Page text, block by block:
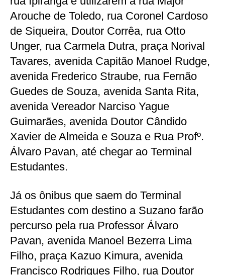
Arouche de Toledo, rua Coronel Cardoso
de Siqueira, Doutor Corrêa, rua Otto
Unger, rua Carmela Dutra, praça Norival
Tavares, avenida Capitão Manoel Rudge,
avenida Frederico Straube, rua Fernão
Guedes de Souza, avenida Santa Rita,
avenida Vereador Narciso Yague
Guimarães, avenida Doutor Cândido
Xavier de Almeida e Souza e Rua Profº.
Álvaro Pavan, até chegar ao Terminal
Estudantes.
Já os ônibus que saem do Terminal
Estudantes com destino a Suzano farão
percurso pela rua Professor Álvaro
Pavan, avenida Manoel Bezerra Lima
Filho, praça Kazuo Kimura, avenida
Francisco Rodrigues Filho, rua Doutor